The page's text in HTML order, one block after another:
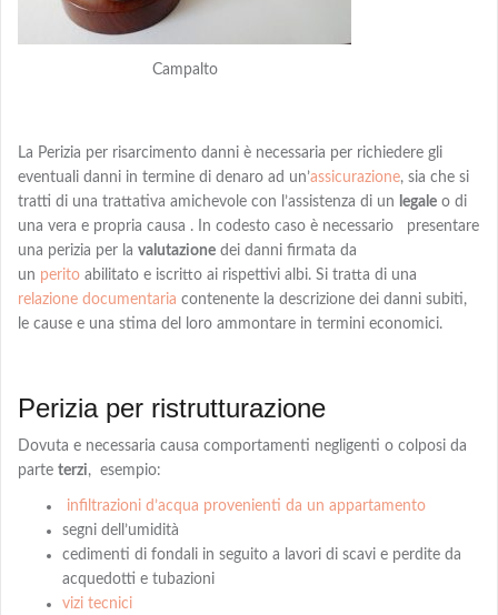
Campalto
La Perizia per risarcimento danni è necessaria per richiedere gli
eventuali danni in termine di denaro ad un’assicurazione, sia che si
tratti di una trattativa amichevole con l’assistenza di un legale o di
una vera e propria causa . In codesto caso è necessario presentare
una perizia per la valutazione dei danni firmata da
un perito abilitato e iscritto ai rispettivi albi. Si tratta di una
relazione documentaria contenente la descrizione dei danni subiti,
le cause e una stima del loro ammontare in termini economici.
Perizia per ristrutturazione
Dovuta e necessaria causa comportamenti negligenti o colposi da
parte terzi, esempio:
infiltrazioni d’acqua provenienti da un appartamento
segni dell’umidità
cedimenti di fondali in seguito a lavori di scavi e perdite da
acquedotti e tubazioni
vizi tecnici